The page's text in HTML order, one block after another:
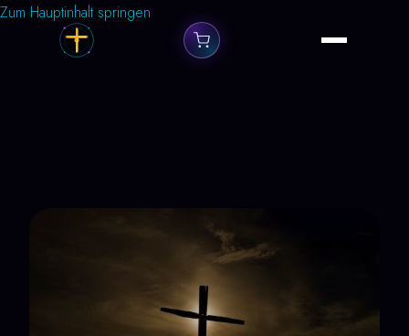
Zum Hauptinhalt springen